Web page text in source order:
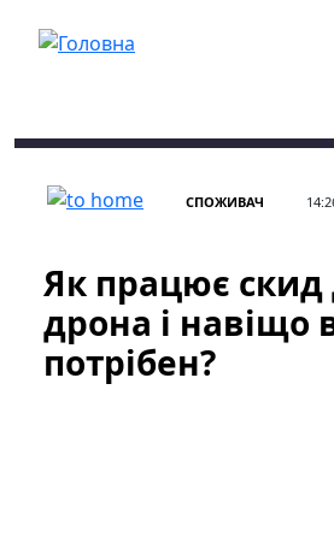
СПОЖИВАЧ
Як працює скид
дрона і навіщо
потрібен?